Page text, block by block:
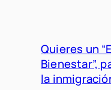
Quieres un
Bienestar”,
la